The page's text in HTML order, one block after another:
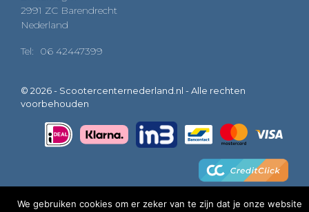
2991 ZC Barendrecht
Nederland
Tel: 06 42447399
© 2026 - Scootercenternederland.nl - Alle rechten
voorbehouden
We gebruiken cookies om er zeker van te zijn dat je onze website